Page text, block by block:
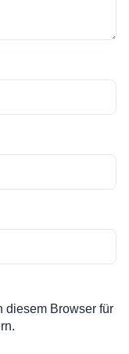
diesem Browser für